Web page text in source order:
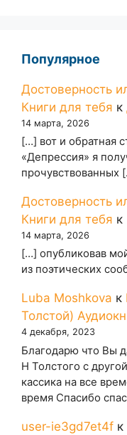
Популярное
Достоверность
Книги для тебя к
14 марта, 2026
[…] вот и обратная
«Депрессия» я
прочувствованных
Достоверность
Книги для тебя к
14 марта, 2026
[…] опубликовав
из поэтических
Luba Moshkova к
Толстой)
4 декабря, 2023
Благодарю что Вы
Н Толстого с
кассика на все
время Спасибо
user-ie3gd7et4f к